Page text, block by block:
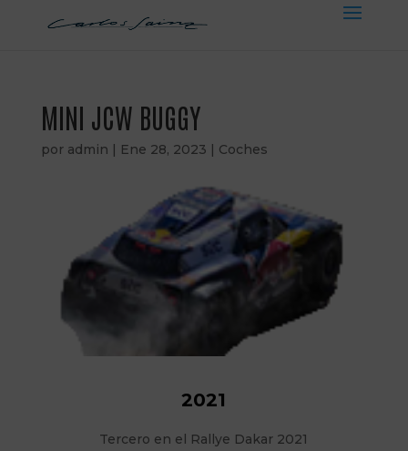
MINI JCW BUGGY
por admin | Ene 28, 2023 | Coches
2021
Tercero en el Rallye Dakar 2021